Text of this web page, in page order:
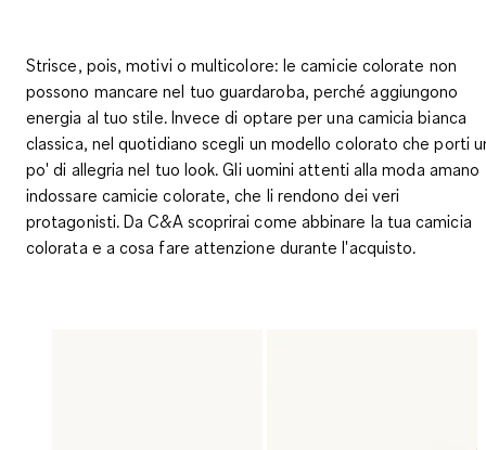
Strisce, pois, motivi o multicolore: le camicie colorate non
possono mancare nel tuo guardaroba, perché aggiungono
energia al tuo stile. Invece di optare per una camicia bianca
classica, nel quotidiano scegli un modello colorato che porti
po' di allegria nel tuo look. Gli uomini attenti alla moda amano
indossare camicie colorate, che li rendono dei veri
protagonisti. Da C&A scoprirai come abbinare la tua camicia
colorata e a cosa fare attenzione durante l'acquisto.